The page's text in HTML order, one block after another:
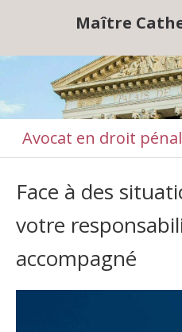
Maître
Avocat en droit
Face à des
votre
accompagné